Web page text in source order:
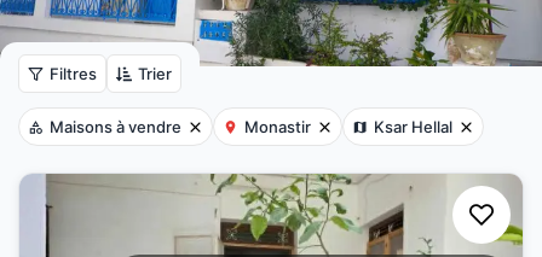
Filtres Trier
Maisons à vendre Monastir Ksar Hellal